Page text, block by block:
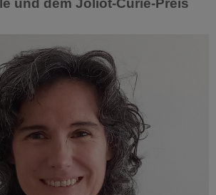
und dem Joliot-Curie-Preis